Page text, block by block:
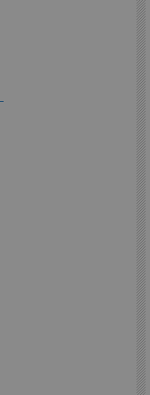
色のギフトシール付き）い
円